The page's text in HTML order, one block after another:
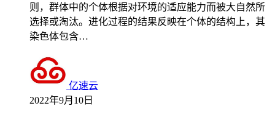
则，群体中的个体根据对环境的适应能力而被大自然所
选择或淘汰。进化过程的结果反映在个体的结构上，其
染色体包含…
亿速云
2022年9月10日